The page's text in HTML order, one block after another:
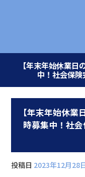
【年末年始休業
中！社会保険
【年末年始休
時募集中！社
投稿日 2023年12月28